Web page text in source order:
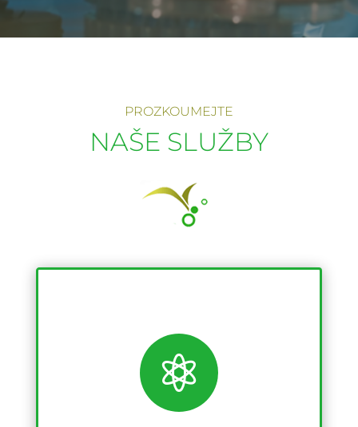
PROZKOUMEJTE
NAŠE SLUŽBY
